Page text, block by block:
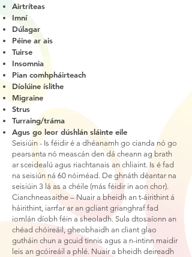
Airtríteas
Imní
Dúlagar
Péine ar ais
Tuirse
Insomnia
Pian comhpháirteach
Díolúine íslithe
Migraine
Strus
Turraing/tráma
Agus go leor dúshlán sláinte eile
Seisiúin - Is féidir é a dhéanamh go cianda nó go
pearsanta nó meascán den dá cheann ag brath
ar sceidealú agus riachtanais an chliaint. Is é fad
na seisiún ná 60 nóiméad. De ghnáth déantar na
seisiúin 3 lá as a chéile (más féidir in aon chor).
Cianchneasaithe – Nuair a bheidh an t-áirithint á
háirithint, iarrfar ar an gcliant grianghraf fad
iomlán díobh féin a sheoladh. Sula dtosaíonn an
chéad chóireáil, gheobhaidh an cliant glao
gutháin chun a gcuid tinnis agus a n-intinn maidir
leis an gcóireáil a phlé. Nuair a bheidh deireadh